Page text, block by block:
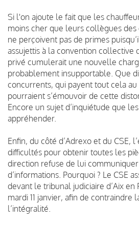
Si l'on ajoute le fait que les
moins cher que leurs collègues des
ne perçoivent pas de primes
assujettis à la convention collective
privé cumulerait une nouvelle
probablement insupportable. Que
concurrents, qui payent tout cela
pourraient s’émouvoir de cette
Encore un sujet d’inquiétude que
appréhender.
Enfin, du côté d’Adrexo et du CSE,
difficultés pour obtenir toutes les
direction refuse de lui
d’informations. Pourquoi ? Le CSE
devant le tribunal judiciaire d’Aix en
mardi 11 janvier, afin de contraindre
l’intégralité.